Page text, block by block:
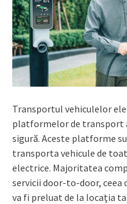
Transportul vehiculelor
platformelor de transport
sigură. Aceste platforme
transporta vehicule de
electrice. Majoritatea
servicii door-to-door, ceea
va fi preluat de la locația